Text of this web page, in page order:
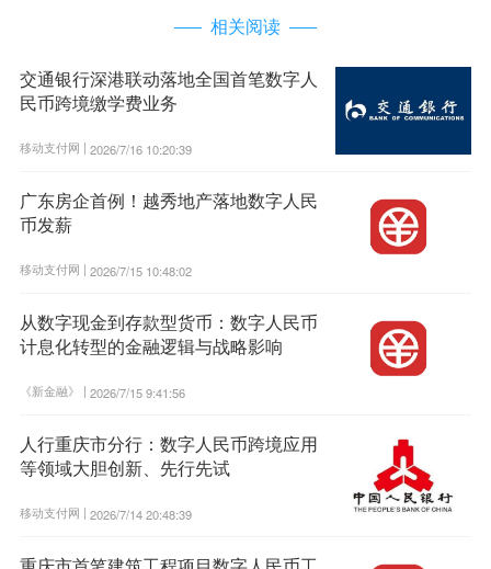
相关阅读
交通银行深港联动落地全国首笔数字人
民币跨境缴学费业务
移动支付网 | 2026/7/16 10:20:39
广东房企首例！越秀地产落地数字人民
币发薪
移动支付网 | 2026/7/15 10:48:02
从数字现金到存款型货币：数字人民币
计息化转型的金融逻辑与战略影响
《新金融》 | 2026/7/15 9:41:56
人行重庆市分行：数字人民币跨境应用
等领域大胆创新、先行先试
移动支付网 | 2026/7/14 20:48:39